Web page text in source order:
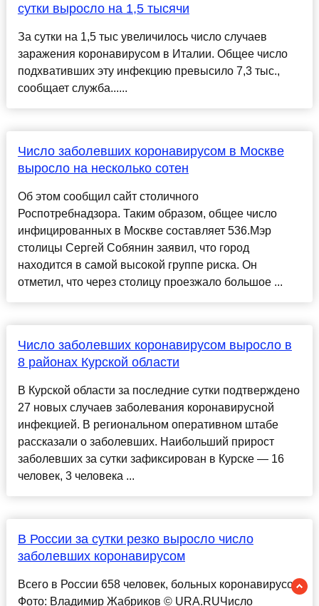
сутки выросло на 1,5 тысячи
За сутки на 1,5 тыс увеличилось число случаев
заражения коронавирусом в Италии. Общее число
подхвативших эту инфекцию превысило 7,3 тыс.,
сообщает служба......
Число заболевших коронавирусом в Москве
выросло на несколько сотен
Об этом сообщил сайт столичного
Роспотребнадзора. Таким образом, общее число
инфицированных в Москве составляет 536.Мэр
столицы Сергей Собянин заявил, что город
находится в самой высокой группе риска. Он
отметил, что через столицу проезжало большое ...
Число заболевших коронавирусом выросло в
8 районах Курской области
В Курской области за последние сутки подтверждено
27 новых случаев заболевания коронавирусной
инфекцией. В региональном оперативном штабе
рассказали о заболевших. Наибольший прирост
заболевших за сутки зафиксирован в Курске — 16
человек, 3 человека ...
В России за сутки резко выросло число
заболевших коронавирусом
Всего в России 658 человек, больных коронавирусом
Фото: Владимир Жабриков © URA.RUЧисло